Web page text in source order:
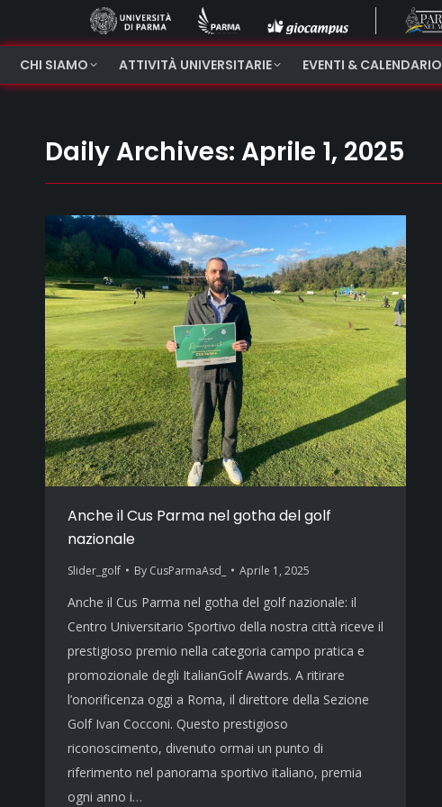
CHI SIAMO ATTIVITÀ UNIVERSITARIE EVENTI & CALENDARIO
Daily Archives: Aprile 1, 2025
Anche il Cus Parma nel gotha del golf
nazionale
Slider_golf By CusParmaAsd_ Aprile 1, 2025
Anche il Cus Parma nel gotha del golf nazionale: il
Centro Universitario Sportivo della nostra città riceve il
prestigioso premio nella categoria campo pratica e
promozionale degli ItalianGolf Awards. A ritirare
l’onorificenza oggi a Roma, il direttore della Sezione
Golf Ivan Cocconi. Questo prestigioso
riconoscimento, divenuto ormai un punto di
riferimento nel panorama sportivo italiano, premia
ogni anno i…